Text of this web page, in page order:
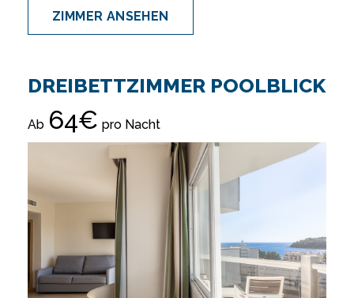
ZIMMER ANSEHEN
DREIBETTZIMMER POOLBLICK
Ab 64€ pro Nacht